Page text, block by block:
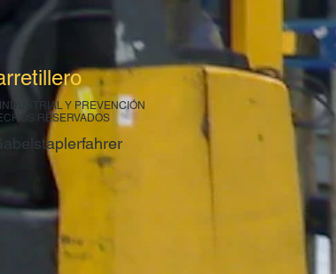
Y PREVENCIÓN
RESERVADOS